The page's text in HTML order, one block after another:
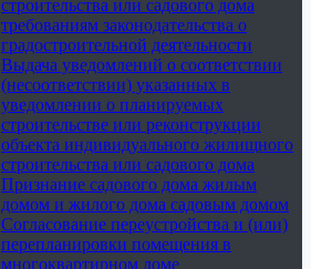
строительства или садового дома
требованиям законодательства о
градостроительной деятельности
Выдача уведомлений о соответствии
(несоответствии) указанных в
уведомлении о планируемых
строительстве или реконструкции
объекта индивидуального жилищного
строительства или садового дома
Признание садового дома жилым
домом и жилого дома садовым домом
Согласование переустройства и (или)
перепланировки помещения в
многоквартирном доме